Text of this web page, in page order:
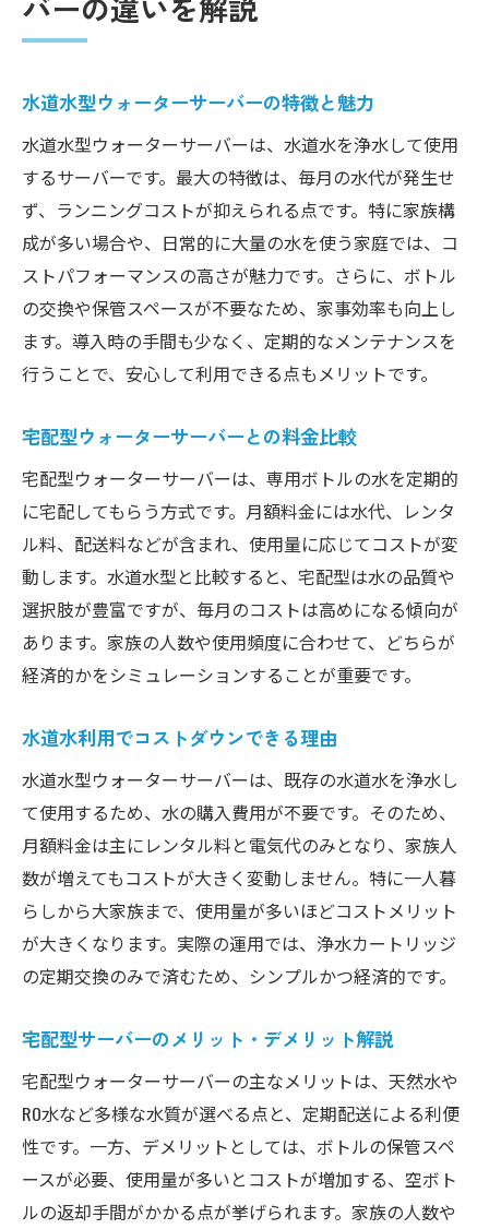
水道水型ウォーターサーバーの特徴と魅力
水道水型ウォーターサーバーは、水道水を浄水して使用
するサーバーです。最大の特徴は、毎月の水代が発生せ
ず、ランニングコストが抑えられる点です。特に家族構
成が多い場合や、日常的に大量の水を使う家庭では、コ
ストパフォーマンスの高さが魅力です。さらに、ボトル
の交換や保管スペースが不要なため、家事効率も向上し
ます。導入時の手間も少なく、定期的なメンテナンスを
行うことで、安心して利用できる点もメリットです。
宅配型ウォーターサーバーとの料金比較
宅配型ウォーターサーバーは、専用ボトルの水を定期的
に宅配してもらう方式です。月額料金には水代、レンタ
ル料、配送料などが含まれ、使用量に応じてコストが変
動します。水道水型と比較すると、宅配型は水の品質や
選択肢が豊富ですが、毎月のコストは高めになる傾向が
あります。家族の人数や使用頻度に合わせて、どちらが
経済的かをシミュレーションすることが重要です。
水道水利用でコストダウンできる理由
水道水型ウォーターサーバーは、既存の水道水を浄水し
て使用するため、水の購入費用が不要です。そのため、
月額料金は主にレンタル料と電気代のみとなり、家族人
数が増えてもコストが大きく変動しません。特に一人暮
らしから大家族まで、使用量が多いほどコストメリット
が大きくなります。実際の運用では、浄水カートリッジ
の定期交換のみで済むため、シンプルかつ経済的です。
宅配型サーバーのメリット・デメリット解説
宅配型ウォーターサーバーの主なメリットは、天然水や
RO水など多様な水質が選べる点と、定期配送による利便
性です。一方、デメリットとしては、ボトルの保管スペ
ースが必要、使用量が多いとコストが増加する、空ボト
ルの返却手間がかかる点が挙げられます。家族の人数や